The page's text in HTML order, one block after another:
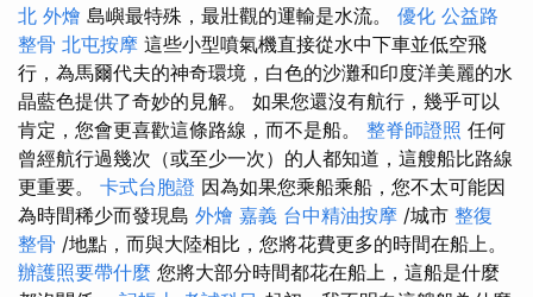
北 外燴 島嶼最特殊，最壯觀的運輸是水流。 優化 公益路
整骨 北屯按摩 這些小型噴氣機直接從水中下車並低空飛
行，為馬爾代夫的神奇環境，白色的沙灘和印度洋美麗的水
晶藍色提供了奇妙的見解。 如果您還沒有航行，幾乎可以
肯定，您會更喜歡這條路線，而不是船。 整脊師證照 任何
曾經航行過幾次（或至少一次）的人都知道，這艘船比路線
更重要。 卡式台胞證 因為如果您乘船乘船，您不太可能因
為時間稀少而發現島 外燴 嘉義 台中精油按摩 /城市 整復
整骨 /地點，而與大陸相比，您將花費更多的時間在船上。
辦護照要帶什麼 您將大部分時間都花在船上，這船是什麼